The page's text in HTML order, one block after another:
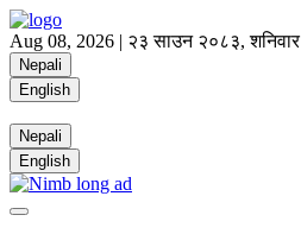
Aug 08, 2026 | २३ साउन २०८३, शनिवार
Nepali
English
Nepali
English